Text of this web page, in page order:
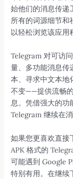
始他们的消息传递
所有的词源细节和
以轻松浏览该应用
Telegram 对可访
量、多功能消息传
本、寻求中文本地
不变——提供流畅
息。凭借强大的功
Telegram 继续在
如果您更喜欢直接
APK 格式的
可能遇到 Google
特别有用。在继续